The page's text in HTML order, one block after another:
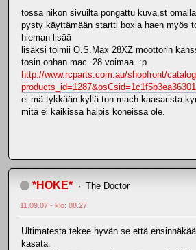
tossa nikon sivuilta pongattu kuva,st
pysty käyttämään startti boxia haen myös
hieman lisää
lisäksi toimii O.S.Max 28XZ moottorin
tosin onhan mac .28 voimaa :p
http://www.rcparts.com.au/shopfront/
ei mä tykkään kyllä ton mach kaasarista
mitä ei kaikissa halpis koneissa ole.
*HOKE* The Doctor
11.09.07 - klo: 08.27
Ultimatesta tekee hyvän se että
kasata.